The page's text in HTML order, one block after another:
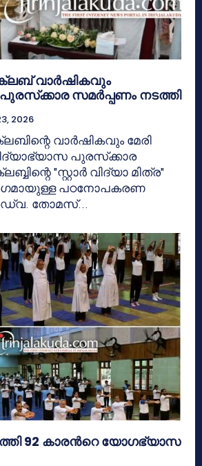
ക്ലബ് വാർഷികവും
സമർപ്പണം നടത്തി
2026
വാർഷികവും മേരി
പുരസ്‌ക്കാര
"സ്റ്റാർ വിദ്യാ മിത്ര"
പഠനോപകരണ
തോമസ്...
92 കാരൻറെ യോഗഭ്യാസ